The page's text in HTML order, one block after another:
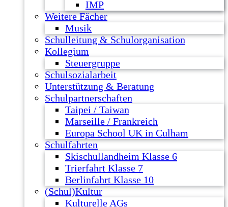
IMP
Weitere Fächer
Musik
Schulleitung & Schulorganisation
Kollegium
Steuergruppe
Schulsozialarbeit
Unterstützung & Beratung
Schulpartnerschaften
Taipei / Taiwan
Marseille / Frankreich
Europa School UK in Culham
Schulfahrten
Skischullandheim Klasse 6
Trierfahrt Klasse 7
Berlinfahrt Klasse 10
(Schul)Kultur
Kulturelle AGs